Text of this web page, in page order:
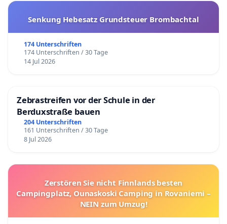
Senkung Hebesatz Grundsteuer Brombachtal
174 Unterschriften
174 Unterschriften / 30 Tage
14 Jul 2026
Zebrastreifen vor der Schule in der
Berduxstraße bauen
204 Unterschriften
161 Unterschriften / 30 Tage
8 Jul 2026
Zerstören Sie nicht Finnlands besten
Campingplatz, Ounaskoski Camping in Rovaniemi –
NEIN zum Umzug!